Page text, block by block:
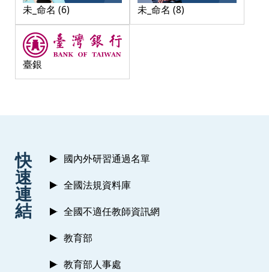
未_命名 (6) 未_命名 (8)
臺銀
快
速
連
結
國內外研習通過名單
全國法規資料庫
全國不適任教師資訊網
教育部
教育部人事處